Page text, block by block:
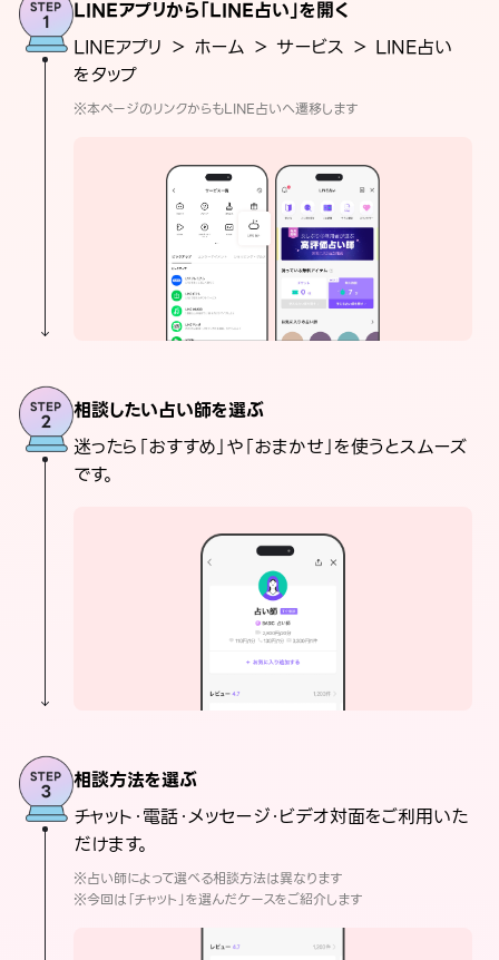
LINEアプリから「LINE占い」を開く
LINEアプリ ＞ ホーム ＞ サービス ＞ LINE占い
をタップ
※本ページのリンクからもLINE占いへ遷移します
相談したい占い師を選ぶ
迷ったら「おすすめ」や「おまかせ」を使うとスムーズ
です。
相談方法を選ぶ
チャット・電話・メッセージ・ビデオ対面をご利用いた
だけます。
※占い師によって選べる相談方法は異なります
※今回は「チャット」を選んだケースをご紹介します